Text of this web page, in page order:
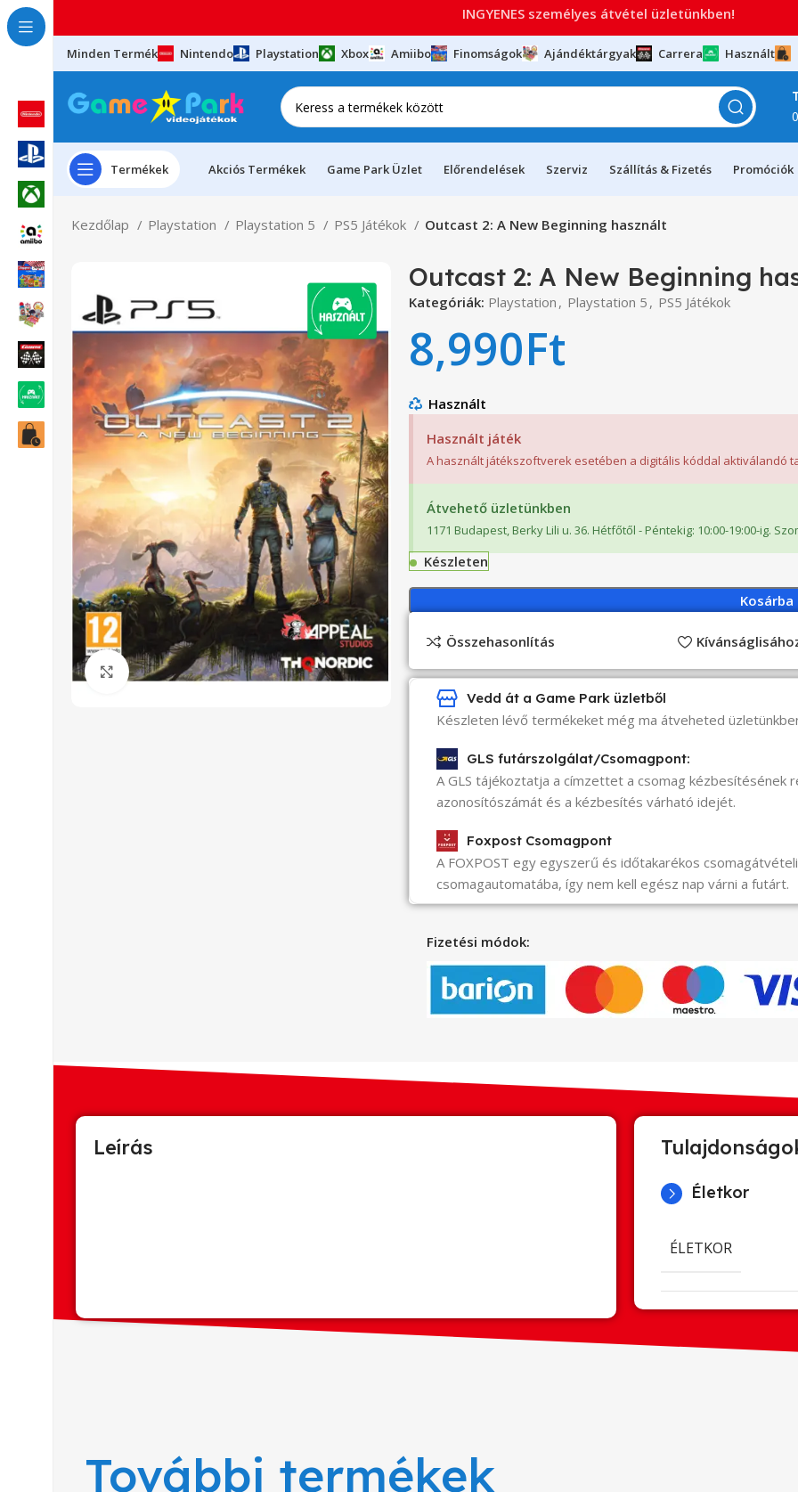
Minden Termék Nintendo Playstation Xbox Amiibo Finomságok Ajándéktárgyak Carrera Használt
Termékek Akciós Termékek Game Park Üzlet Előrendelések Szerviz Szállítás & Fizetés Promóciók
Kezdőlap Playstation Playstation 5 PS5 Játékok Outcast 2: A New Beginning használt
Click to enlarge
Outcast 2: A New Beginning
Kategóriák: Playstation , Playstation 5 , PS5 Játékok
8,990Ft
Használt
Használt játék
A használt játékszoftverek esetében a digitális kóddal aktiválandó
Átvehető üzletünkben
1171 Budapest, Berky Lili u. 36. Hétfőtől - Péntekig: 10:00-19:00-ig.
Készleten
Kosárba
Összehasonlítás
Vedd át a Game Park üzletből
Készleten lévő termékeket még ma átveheted
GLS futárszolgálat/Csomagpont:
A GLS tájékoztatja a címzettet a csomag kézbesítésének
azonosítószámát és a kézbesítés várható idejét.
Foxpost Csomagpont
A FOXPOST egy egyszerű és időtakarékos
csomagautomatába, így nem kell egész nap várni a futárt.
Fizetési módok:
Leírás
Életkor
ÉLETKOR
További termékek
INGYENES személyes átvétel üzletünkben!